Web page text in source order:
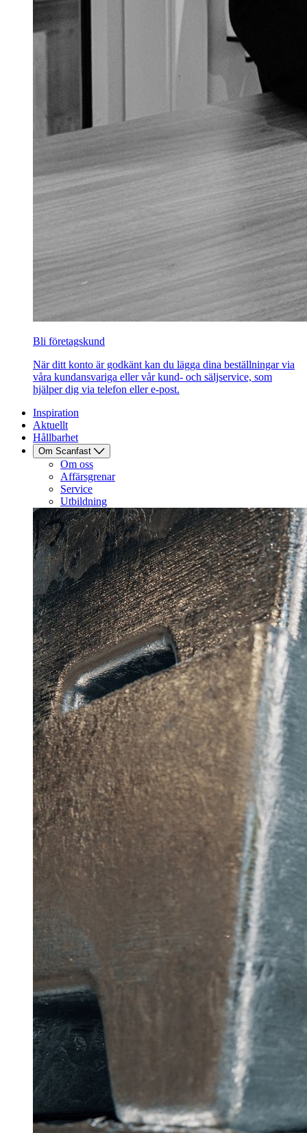
Bli företagskund
När ditt konto är godkänt kan du lägga dina beställningar via
våra kundansvariga eller vår kund- och säljservice, som
hjälper dig via telefon eller e-post.
Inspiration
Aktuellt
Hållbarhet
Om Scanfast
Om oss
Affärsgrenar
Service
Utbildning